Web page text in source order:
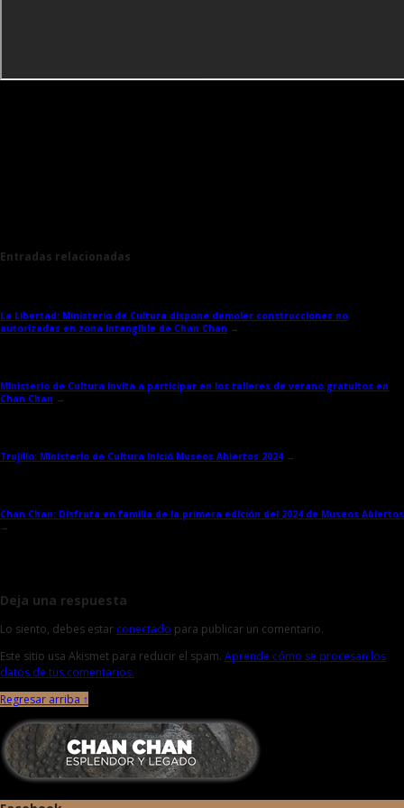
Entradas relacionadas
La Libertad: Ministerio de Cultura dispone demoler construcciones no
autorizadas en zona intangible de Chan Chan →
Ministerio de Cultura invita a participar en los talleres de verano gratuitos en
Chan Chan →
Trujillo: Ministerio de Cultura inició Museos Abiertos 2024 →
Chan Chan: Disfruta en familia de la primera edición del 2024 de Museos Abiertos
→
Deja una respuesta
Lo siento, debes estar conectado para publicar un comentario.
Este sitio usa Akismet para reducir el spam. Aprende cómo se procesan los
datos de tus comentarios.
Regresar arriba ↑